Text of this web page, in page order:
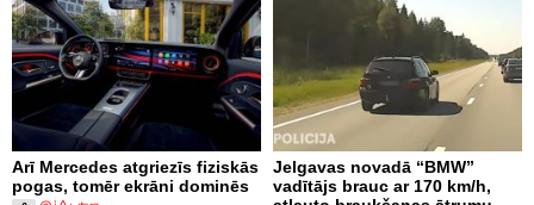
Arī Mercedes atgriezīs fiziskās
pogas, tomēr ekrāni dominēs
Jelgavas novadā “BMW”
vadītājs brauc ar 170 km/h,